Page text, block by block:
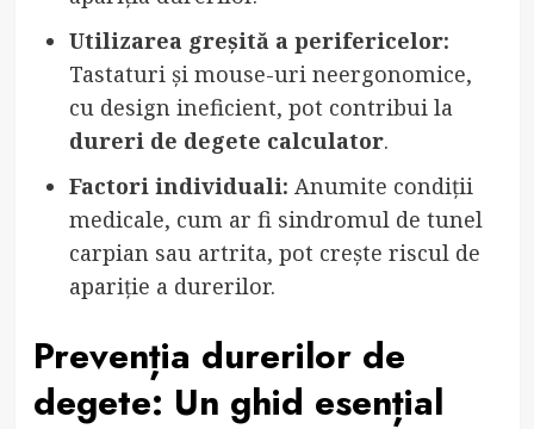
Utilizarea greșită a perifericelor:
Tastaturi și mouse-uri neergonomice,
cu design ineficient, pot contribui la
dureri de degete calculator.
Factori individuali: Anumite condiții
medicale, cum ar fi sindromul de tunel
carpian sau artrita, pot crește riscul de
apariție a durerilor.
Prevenția durerilor de
degete: Un ghid esențial